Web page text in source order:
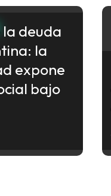
deuda
la
expone
bajo